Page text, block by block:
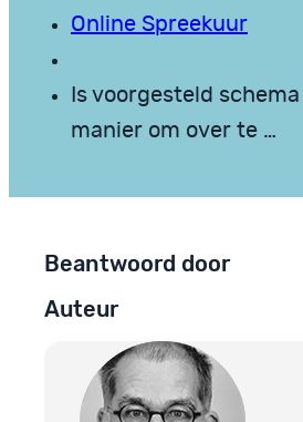
Online Spreekuur
Is voorgesteld
manier om over te …
Beantwoord door
Auteur